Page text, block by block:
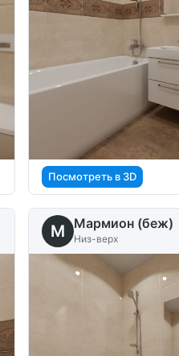
Посмотреть в 3D
M Мармион (беж)
Низ-верх